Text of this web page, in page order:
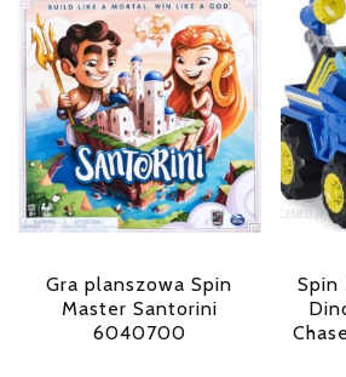
Gra planszowa Spin
Master Santorini
6040700
Spin